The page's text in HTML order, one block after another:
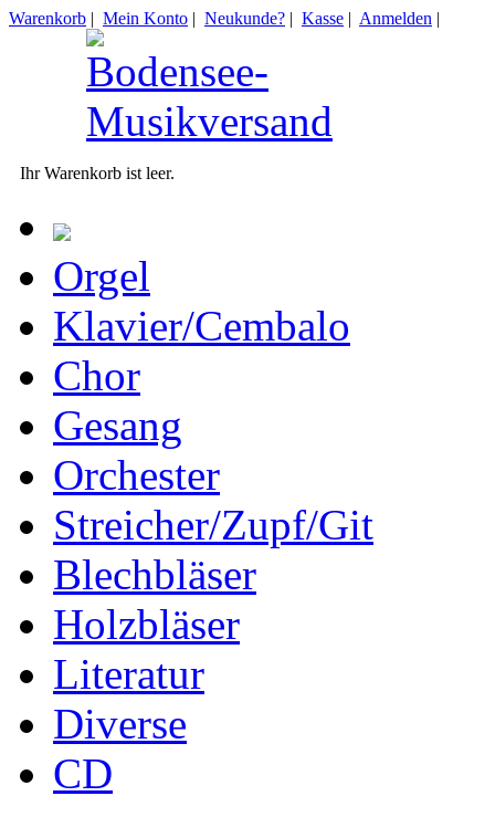
Warenkorb | Mein Konto | Neukunde? | Kasse | Anmelden |
Ihr Warenkorb ist leer.
Orgel
Klavier/Cembalo
Chor
Gesang
Orchester
Streicher/Zupf/Git
Blechbläser
Holzbläser
Literatur
Diverse
CD